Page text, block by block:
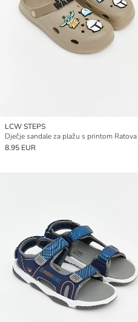
LCW STEPS
8.95 EUR